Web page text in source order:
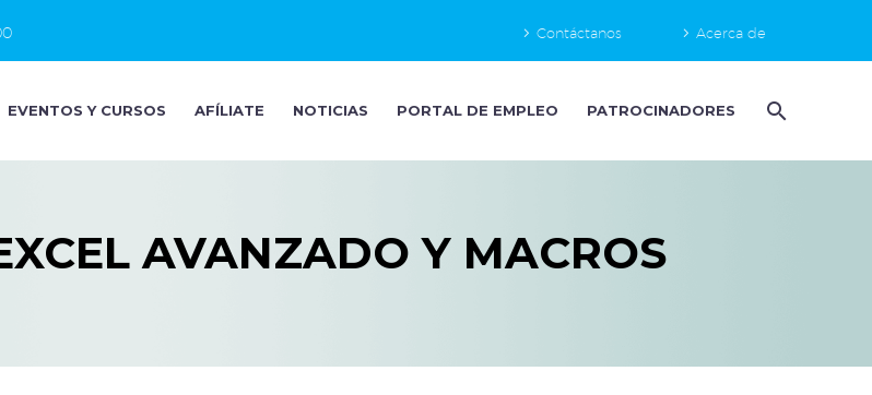
Contáctanos Acerca de
EVENTOS Y CURSOS AFÍLIATE NOTICIAS PORTAL DE EMPLEO PATROCINADORES
AVANZADO Y MACROS